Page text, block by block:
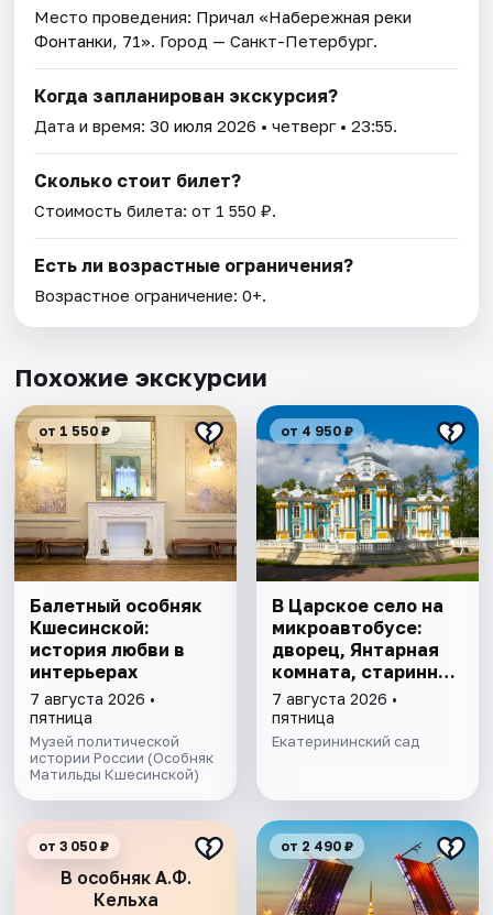
Место проведения: Причал «Набережная реки
Фонтанки, 71». Город — Санкт-Петербург.
Когда запланирован экскурсия?
Дата и время:30 июля 2026 • четверг • 23:55.
Сколько стоит билет?
Стоимость билета: от 1 550 ₽.
Есть ли возрастные ограничения?
Возрастное ограничение: 0+.
Похожие экскурсии
от 1 550 ₽
Балетный особняк
Кшесинской:
история любви в
интерьерах
7 августа 2026 •
пятница
Музей политической
истории России (Особняк
Матильды Кшесинской)
от 4 950 ₽
В Царское село на
микроавтобусе:
дворец, Янтарная
комната, старинный
парк
7 августа 2026 •
пятница
Екатерининский сад
В особняк А.Ф.
Кельха
от 3 050 ₽ от 2 490 ₽